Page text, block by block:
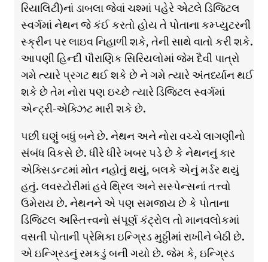
રિયાલિટી)નાં ડાબલા જેવાં ચશ્માં પહેરે એટલે ડિજિટલ
સ્વર્ગમાં નેથન જે કંઈ કરતો હોય તે પોતાના કમ્પ્યુટરની
સ્ક્રીન પર લાઇવ નિહાળી શકે, તેની સાથે વાતો કરી શકે.
આપણી હિન્દી પૌરાણિક સિરિયલોમાં જેમ દૈવી પાત્રો
ગમે ત્યારે પ્રગટ થઈ શકે છે ને ગમે ત્યારે અંતર્ધ્યાન થઈ
શકે છે તેમ નોરા પણ ઇચ્છે ત્યારે ડિજિટલ સ્વર્ગમાં
એન્ટ્રી-એક્ઝિટ મારી શકે છે.
પછી ઘણું બધું બને છે. નેથન અને નોરા વચ્ચે લાગણીનો
સંબંધ વિકસે છે. ધીરે ધીરે ખબર પડે છે કે નેથનનું કાર
એક્સિડન્ટમાં મોત નહોતું થયું, બલકે એનું મર્ડર થયું
હતું. લવસ્ટોરીમાં હવે થ્રિલ અને સસ્પેન્સનાં તત્ત્વો
ઉમેરાય છે. નેથનને એ પણ સમજાય છે કે પોતાના
ડિજિટલ અસ્તિત્ત્વનો સંપૂર્ણ કંટ્રોલ તો માનવલોકમાં
વસતી પોતાની પ્રેમિકા ઇન્ગ્રિડ મુઠ્ઠીમાં રાખીને બેઠી છે.
એ ઇન્ગ્રિડનું રમકડું બની ગયો છે. જેમ કે, ઇન્ગ્રિડ